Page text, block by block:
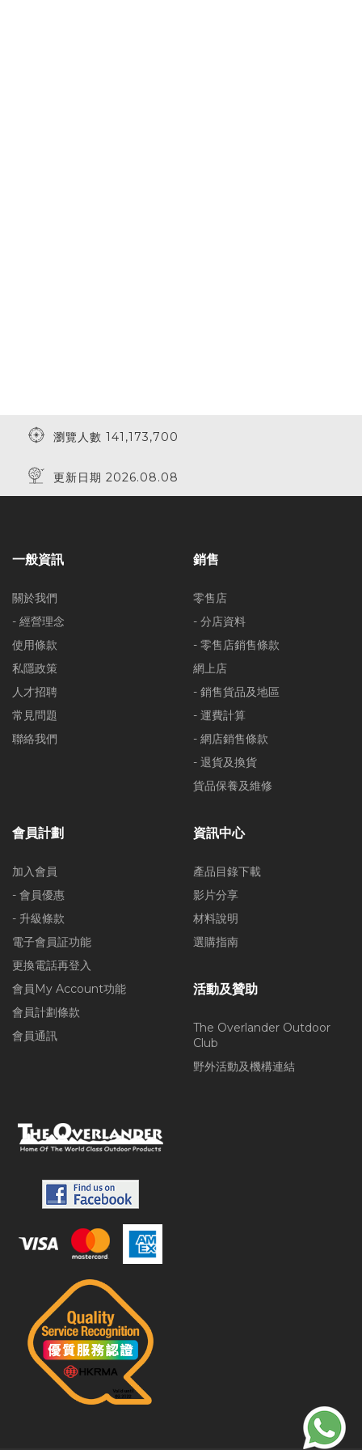
瀏覽人數 141,173,700
更新日期 2026.08.08
一般資訊
關於我們
- 經營理念
使用條款
私隱政策
人才招聘
常見問題
聯絡我們
銷售
零售店
- 分店資料
- 零售店銷售條款
網上店
- 銷售貨品及地區
- 運費計算
- 網店銷售條款
- 退貨及換貨
貨品保養及維修
會員計劃
加入會員
- 會員優惠
- 升級條款
電子會員証功能
更換電話再登入
會員My Account功能
會員計劃條款
會員通訊
資訊中心
產品目錄下載
影片分享
材料說明
選購指南
活動及贊助
The Overlander Outdoor
Club
野外活動及機構連結